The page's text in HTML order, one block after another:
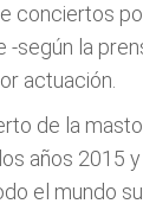
conciertos
según la
actuación.
de la
años 2015
el mundo